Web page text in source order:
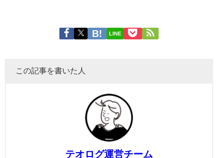
LINE
この記事を書いた人
テオログ運営チーム